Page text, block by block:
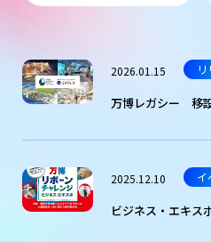
2026.01.15
万博レガシー 移
2025.12.10 イ
ビジネス・エキス